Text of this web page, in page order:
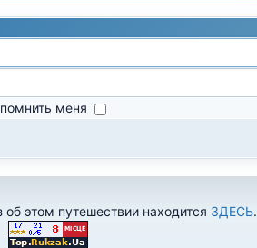
меня
этом путешествии находится ЗДЕСЬ.